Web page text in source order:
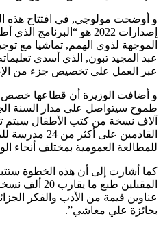
و أوضحت مولوجي, في افتتاح هذه
إصدارات 2022 هو
الموجهة لذوي الهمم, تماشيا مع
عبد المجيد تبون, الذي أسدى
عبر العمل على تخصيص جزء من
و أضافت الوزيرة أن قطاعها خصص
آلاف نسخة من كتب الأطفال سيتم
للمطالعة العمومية بمختلف أنحاء
كما أشارت إلى أن هذه الخطوة
المقبلين
عناوين قيمة من الأدب والفكر
بجائزة علي معاشي”.